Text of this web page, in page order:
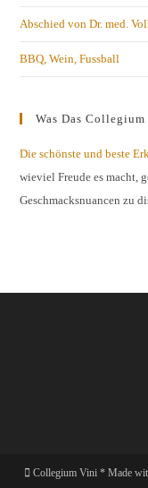
Abschied von Dr. med.
BBQ, Wein, Fussball
Was Das
Die schönste und beste
wieviel Freude es macht,
Geschmacksnuancen zu
Collegium Vini * Made